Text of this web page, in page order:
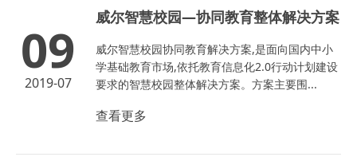
09
2019-07
威尔智慧校园—协同教育整体解决方案
威尔智慧校园协同教育解决方案,是面向国内中小
学基础教育市场,依托教育信息化2.0行动计划建设
要求的智慧校园整体解决方案。方案主要围...
查看更多